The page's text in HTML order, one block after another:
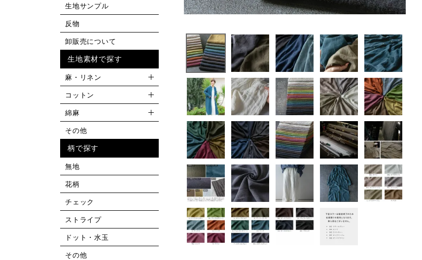
生地サンプル
反物
卸販売について
生地素材で探す
麻・リネン
コットン
綿麻
その他
柄で探す
無地
花柄
チェック
ストライプ
ドット・水玉
その他